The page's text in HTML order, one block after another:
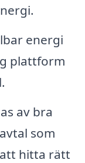
energi
plattform
av bra
som
hitta rätt